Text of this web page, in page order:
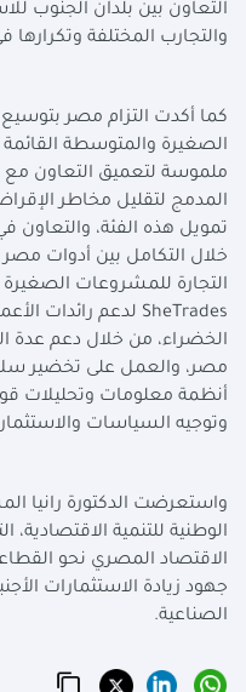
التعاون بين بلدان الجنوب
والتجارب المختلفة وتكرارها
كما أكدت التزام مصر
الصغيرة والمتوسطة القائمة
ملموسة لتعميق التعاون مع
المدمج لتقليل مخاطر
تمويل هذه الفئة، والتعاون
خلال التكامل بين أدوات مصر
التجارة للمشروعات الصغيرة
SheTrades لدعم رائدات
الخضراء، من خلال دعم عدة
مصر، والعمل على تخضير
أنظمة معلومات وتحليلات
وتوجيه السياسات
واستعرضت الدكتورة رانيا
الوطنية للتنمية
الاقتصاد المصري نحو
جهود زيادة الاستثمارات
الصناعية.